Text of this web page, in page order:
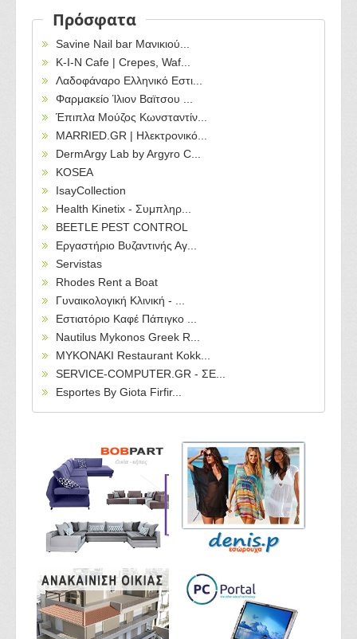
Πρόσφατα
Savine Nail bar Μανικιού...
Κ-Ι-Ν Cafe | Crepes, Waf...
Λαδοφάναρο Ελληνικό Εστι...
Φαρμακείο Ίλιον Βαϊτσου ...
Έπιπλα Μούζος Κωνσταντίν...
MARRIED.GR | Ηλεκτρονικό...
DermArgy Lab by Argyro C...
KOSEA
IsayCollection
Health Kinetix - Συμπληρ...
BEETLE PEST CONTROL
Εργαστήριο Βυζαντινής Αγ...
Servistas
Rhodes Rent a Boat
Γυναικολογική Κλινική - ...
Εστιατόριο Καφέ Πάπιγκο ...
Nautilus Mykonos Greek R...
MYKONAKI Restaurant Kokk...
SERVICE-COMPUTER.GR - ΣΕ...
Esportes By Giota Firfir...